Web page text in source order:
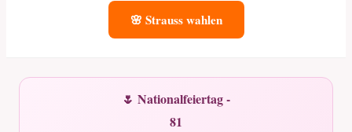
🌸 Strauss wahlen
🌷 Nationalfeiertag -
81